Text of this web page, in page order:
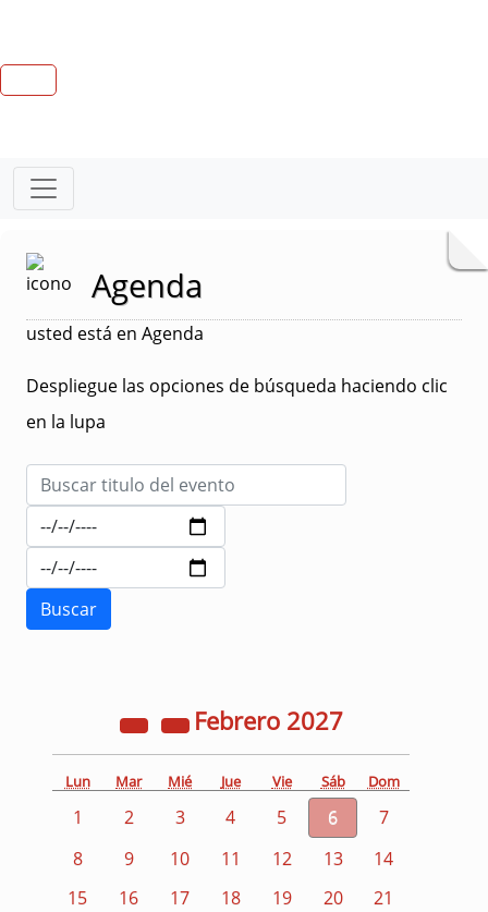
Agenda
usted está en Agenda
Despliegue las opciones de búsqueda haciendo clic
en la lupa
Febrero 2027
Lun Mar Mié Jue Vie Sáb Dom
1 2 3 4 5 6
7
8
9 10 11 12 13
14
15
16 17 18 19 20
21